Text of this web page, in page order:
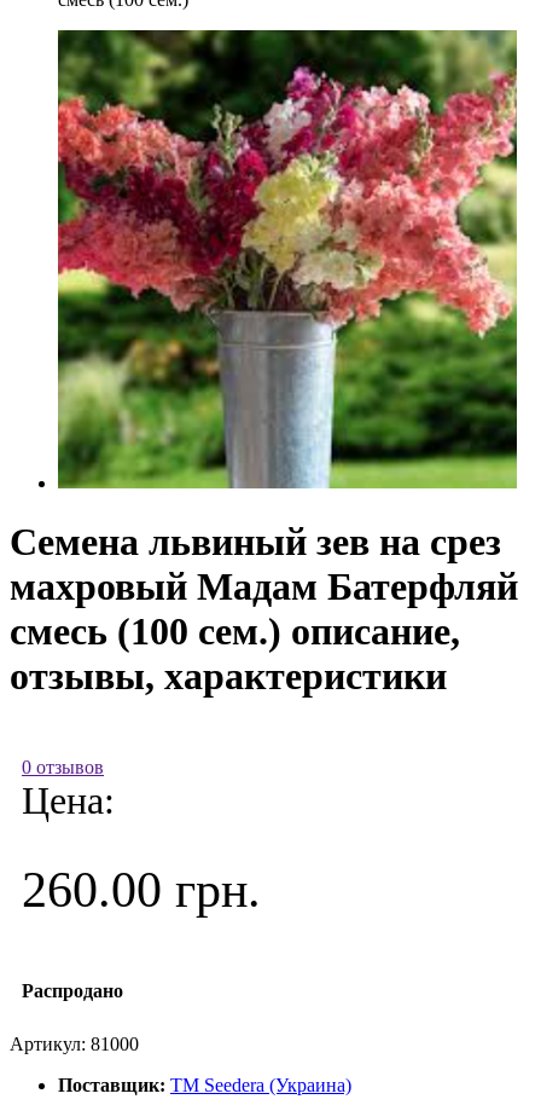
Семена львиный зев на срез
махровый Мадам Батерфляй
смесь (100 сем.) описание,
отзывы, характеристики
0 отзывов
Цена:
260.00 грн.
Распродано
Артикул: 81000
Поставщик: ТМ Seedera (Украина)